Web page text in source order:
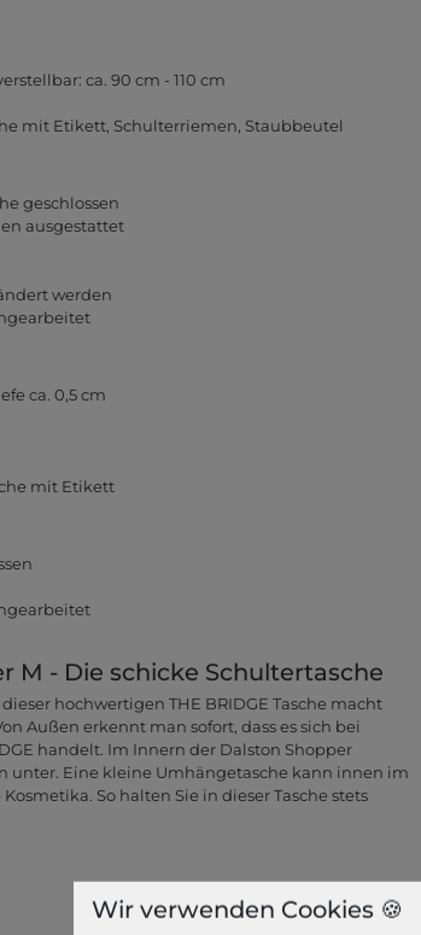
ca. 90 cm - 110 cm
mit Etikett, Schulterriemen, Staubbeutel
geschlossen
ausgestattet
werden
ca. 0,5 cm
mit Etikett
M - Die schicke Schultertasche
hochwertigen THE BRIDGE Tasche macht
Außen erkennt man sofort, dass es sich bei
handelt. Im Innern der Dalston Shopper
unter. Eine kleine Umhängetasche kann innen im
So halten Sie in dieser Tasche stets
Wir verwenden Cookies 🍪